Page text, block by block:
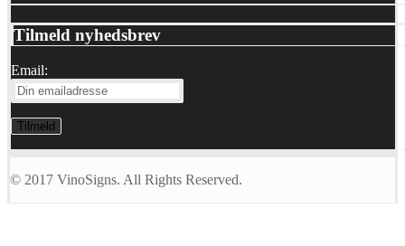
Tilmeld nyhedsbrev
Email:
© 2017 VinoSigns. All Rights Reserved.